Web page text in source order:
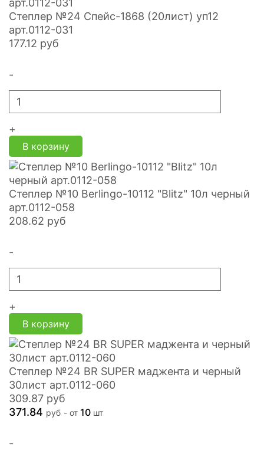
Степлер №24 Спейс-1868 (20лист) уп12
арт.0112-031
177.12 руб
-
+
В корзину
Степлер №10 Berlingo-10112 "Blitz" 10л черный
арт.0112-058
208.62 руб
-
+
В корзину
Степлер №24 BR SUPER маджента и черный
30лист арт.0112-060
309.87 руб
371.84 руб - от 10 шт
-